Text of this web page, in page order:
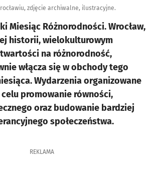
zdjęcie archiwalne, ilustracyjne.
Miesiąc Różnorodności. Wrocław,
historii, wielokulturowym
na różnorodność,
włącza się w obchody tego
Wydarzenia organizowane
promowanie równości,
oraz budowanie bardziej
społeczeństwa.
REKLAMA